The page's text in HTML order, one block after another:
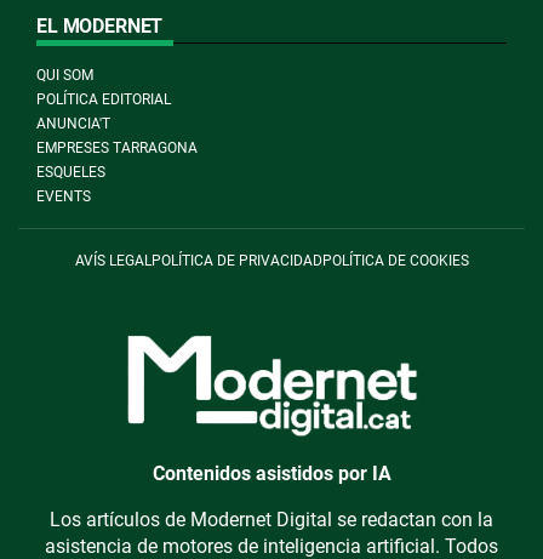
EL MODERNET
QUI SOM
POLÍTICA EDITORIAL
ANUNCIA'T
EMPRESES TARRAGONA
ESQUELES
EVENTS
AVÍS LEGAL POLÍTICA DE PRIVACIDADPOLÍTICA DE COOKIES
Contenidos asistidos por IA
Los artículos de Modernet Digital se redactan con la
asistencia de motores de inteligencia artificial. Todos